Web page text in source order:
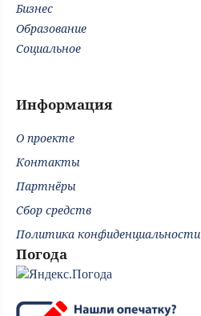
Бизнес
Образование
Социальное
Информация
О проекте
Контакты
Партнёры
Сбор средств
Политика конфиденциальности
Погода